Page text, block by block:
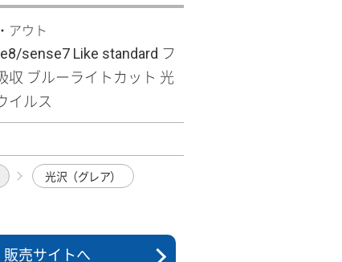
アウト
sense7 Like standard フ
収 ブルーライトカット 光
イルス
光沢（グレア）
販売サイトへ